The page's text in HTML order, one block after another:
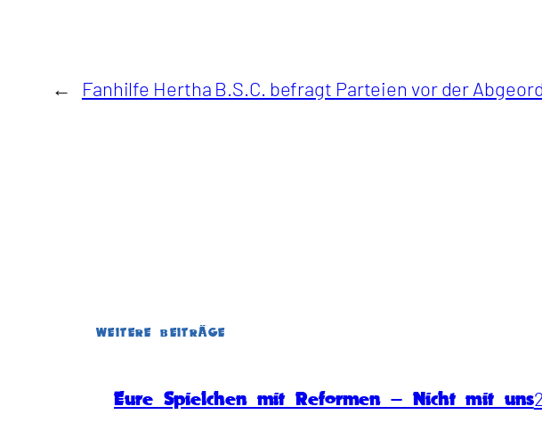
← Fanhilfe Hertha B.S.C. befragt Parteien vor der
WEITERE BEITRÄGE
Eure Spielchen mit Reformen – Nicht mit uns